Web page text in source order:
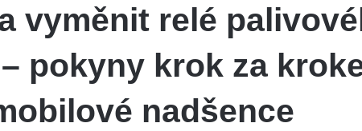
vyměnit relé
pokyny krok za
nadšence